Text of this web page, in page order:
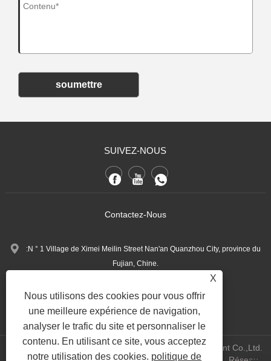
soumettre
SUIVEZ-NOUS
Contactez-Nous
:N ° 1 Village de Ximei Meilin Street Nan'an Quanzhou City, province du
Fujian, Chine.
: Nina.h@yueli-tech.com
Copyright @ 2023 Quanzhou Yueli Automation Equipment Co.,Ltd.
X
Nous utilisons des cookies pour vous offrir
une meilleure expérience de navigation,
analyser le trafic du site et personnaliser le
contenu. En utilisant ce site, vous acceptez
notre utilisation des cookies. politique de